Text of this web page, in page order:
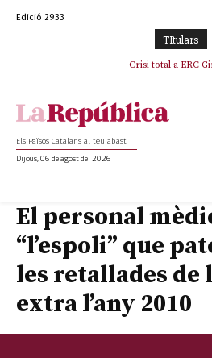
Edició 2933
TItulars
Crisi total a ERC
Els Països Catalans al teu abast
Dijous, 06 de agost del 2026
El personal
“l’espoli” que
les retallades de
extra l’any 2010